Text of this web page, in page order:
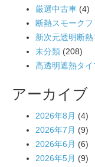
厳選中古車 (4)
断熱スモーク
新次元透明断
未分類 (208)
高透明遮熱タ
アーカイブ
2026年8月 (4)
2026年7月 (9)
2026年6月 (6)
2026年5月 (9)